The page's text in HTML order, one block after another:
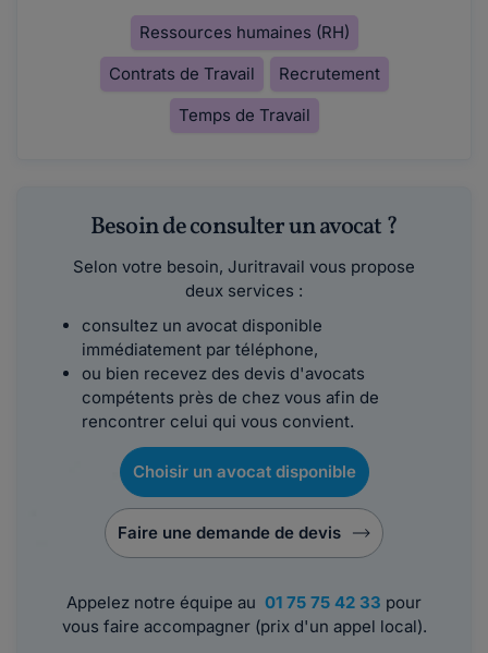
Ressources humaines (RH)
Contrats de Travail
Recrutement
Temps de Travail
Besoin de consulter un avocat ?
Selon votre besoin, Juritravail vous propose
deux services :
consultez un avocat disponible
immédiatement par téléphone,
ou bien recevez des devis d'avocats
compétents près de chez vous afin de
rencontrer celui qui vous convient.
Choisir un avocat disponible
Faire une demande de devis
Appelez notre équipe au 01 75 75 42 33 pour
vous faire accompagner (prix d'un appel local).